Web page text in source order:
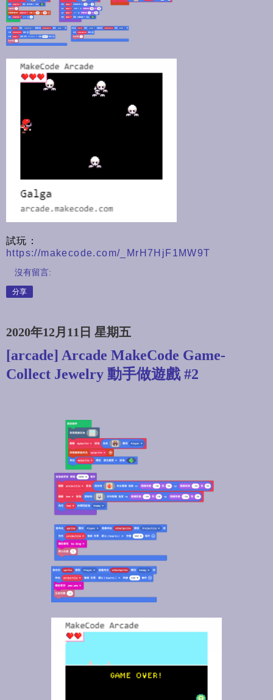
試玩：
https://makecode.com/_MrH7HjF1MW9T
沒有留言:
分享
2020年12月11日 星期五
[arcade] Arcade MakeCode Game-
Collect Jewelry 動手做遊戲 #2